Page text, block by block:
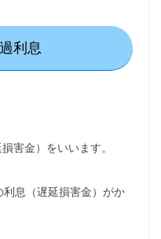
利息
害金）をいいます。
息（遅延損害金）がか